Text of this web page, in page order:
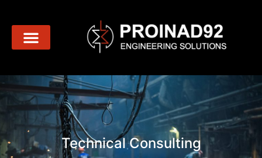
Productos
Technical Consulting